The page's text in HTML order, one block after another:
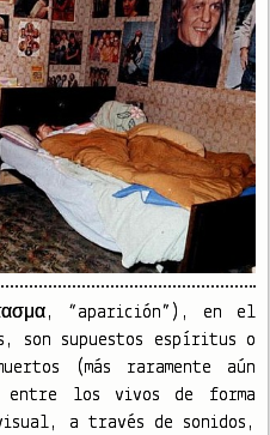
“aparición”), en el
son supuestos espíritus o
(más raramente aún
entre los vivos de forma
a través de sonidos,